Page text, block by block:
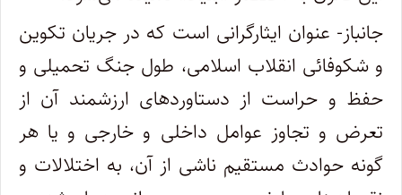
جانباز- عنوان ایثارگرانی است که در جریان تکوین
و شکوفائی انقلاب اسلامی، طول جنگ تحمیلی و
حفظ و حراست از دستاوردهای ارزشمند آن از
تعرض و تجاوز عوامل داخلی و خارجی و یا هر
گونه حوادث مستقیم ناشی از آن، به اختلالات و